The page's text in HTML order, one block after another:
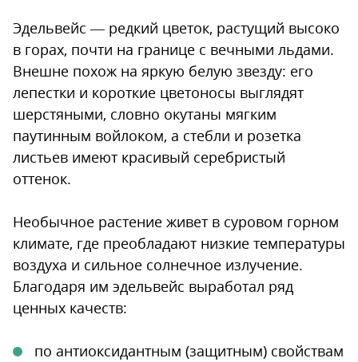
Эдельвейс — редкий цветок, растущий высоко
в горах, почти на границе с вечными льдами.
Внешне похож на яркую белую звезду: его
лепестки и короткие цветоносы выглядят
шерстяными, словно окутаны мягким
паутинным войлоком, а стебли и розетка
листьев имеют красивый серебристый
оттенок.
Необычное растение живет в суровом горном
климате, где преобладают низкие температуры
воздуха и сильное солнечное излучение.
Благодаря им эдельвейс выработал ряд
ценных качеств:
по антиоксидантным (защитным) свойствам